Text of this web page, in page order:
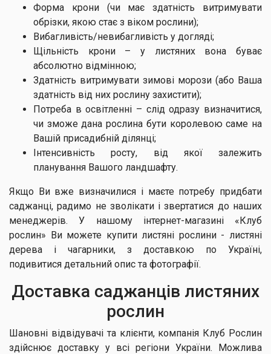
Форма крони (чи має здатність витримувати
обрізки, якою стає з віком рослини);
Вибагливість/невибагливість у догляді;
Щільність крони – у листяних вона буває
абсолютно відмінною;
Здатність витримувати зимові морози (або Ваша
здатність від них рослину захистити);
Потреба в освітленні – слід одразу визначитися,
чи зможе дана рослина бути королевою саме на
Вашій присадибній ділянці;
Інтенсивність росту, від якої залежить
планування Вашого ландшафту.
Якщо Ви вже визначилися і маєте потребу придбати
саджанці, радимо не зволікати і звертатися до наших
менеджерів. У нашому інтернет-магазині «Клуб
рослин» Ви можете купити листяні рослини - листяні
дерева і чагарники, з доставкою по Україні,
подивитися детальний опис та фотографії.
Доставка саджанців листяних
рослин
Шановні відвідувачі та клієнти, компанія Клуб Рослин
здійснює доставку у всі регіони України. Можлива